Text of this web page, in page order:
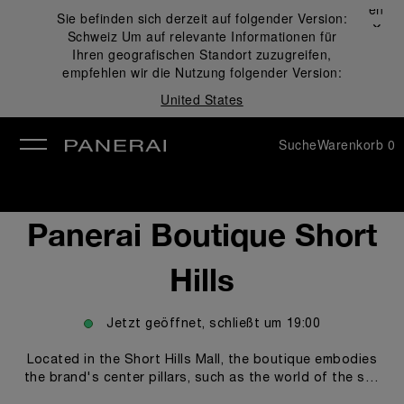
Sie befinden sich derzeit auf folgender Version:
Schweiz Um auf relevante Informationen für
Ihren geografischen Standort zuzugreifen,
empfehlen wir die Nutzung folgender Version:
United States
Schließen
✕
SucheWarenkorb 0
Panerai Boutique Short
Hills
Jetzt geöffnet, schließt um 19:00
Located in the Short Hills Mall, the boutique embodies
the brand's center pillars, such as the world of the sea